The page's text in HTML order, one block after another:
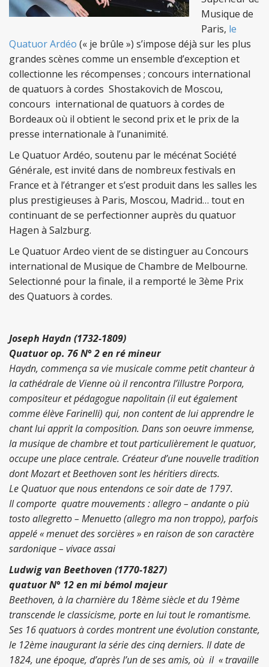
Musique de
Paris, le
Quatuor Ardéo (« je brûle ») s’impose déjà sur les plus
grandes scènes comme un ensemble d’exception et
collectionne les récompenses ; concours international
de quatuors à cordes Shostakovich de Moscou,
concours international de quatuors à cordes de
Bordeaux où il obtient le second prix et le prix de la
presse internationale à l’unanimité.
Le Quatuor Ardéo, soutenu par le mécénat Société
Générale, est invité dans de nombreux festivals en
France et à l’étranger et s’est produit dans les salles les
plus prestigieuses à Paris, Moscou, Madrid… tout en
continuant de se perfectionner auprès du quatuor
Hagen à Salzburg.
Le Quatuor Ardeo vient de se distinguer au Concours
international de Musique de Chambre de Melbourne.
Selectionné pour la finale, il a remporté le 3ème Prix
des Quatuors à cordes.
Joseph Haydn (1732-1809)
Quatuor op. 76 N° 2 en ré mineur
Haydn, commença sa vie musicale comme petit chanteur à
la cathédrale de Vienne où il rencontra l’illustre Porpora,
compositeur et pédagogue napolitain (il eut également
comme élève Farinelli) qui, non content de lui apprendre le
chant lui apprit la composition. Dans son oeuvre immense,
la musique de chambre et tout particulièrement le quatuor,
occupe une place centrale. Créateur d’une nouvelle tradition
dont Mozart et Beethoven sont les héritiers directs.
Le Quatuor que nous entendons ce soir date de 1797.
Il comporte quatre mouvements : allegro – andante o più
tosto allegretto – Menuetto (allegro ma non troppo), parfois
appelé « menuet des sorcières » en raison de son caractère
sardonique – vivace assai
Ludwig van Beethoven (1770-1827)
quatuor N° 12 en mi bémol majeur
Beethoven, à la charnière du 18ème siècle et du 19ème
transcende le classicisme, porte en lui tout le romantisme.
Ses 16 quatuors à cordes montrent une évolution constante,
le 12ème inaugurant la série des cinq derniers. Il date de
1824, une époque, d’après l’un de ses amis, où il « travaille